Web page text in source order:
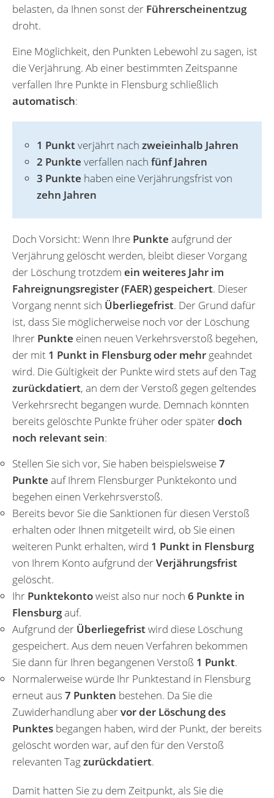
belasten, da Ihnen sonst der Führerscheinentzug
droht.
Eine Möglichkeit, den Punkten Lebewohl zu sagen, ist
die Verjährung. Ab einer bestimmten Zeitspanne
verfallen Ihre Punkte in Flensburg schließlich
automatisch:
1 Punktverjährt nach zweieinhalb Jahren
2 Punkte verfallen nach fünf Jahren
3 Punkte haben eine Verjährungsfrist von
zehn Jahren
Doch Vorsicht: Wenn Ihre Punkte aufgrund der
Verjährung gelöscht werden, bleibt dieser Vorgang
der Löschung trotzdem ein weiteres Jahr im
Fahreignungsregister (FAER) gespeichert. Dieser
Vorgang nennt sich Überliegefrist. Der Grund dafür
ist, dass Sie möglicherweise noch vor der Löschung
Ihrer Punkte einen neuen Verkehrsverstoß begehen,
der mit 1 Punkt in Flensburg oder mehr geahndet
wird. Die Gültigkeit der Punkte wird stets auf den Tag
zurückdatiert, an dem der Verstoß gegen geltendes
Verkehrsrecht begangen wurde. Demnach könnten
bereits gelöschte Punkte früher oder späterdoch
noch relevant sein:
Stellen Sie sich vor, Sie haben beispielsweise7
Punkte auf Ihrem Flensburger Punktekonto und
begehen einen Verkehrsverstoß.
Bereits bevor Sie die Sanktionen für diesen Verstoß
erhalten oder Ihnen mitgeteilt wird, ob Sie einen
weiteren Punkt erhalten, wird 1 Punkt in Flensburg
von Ihrem Konto aufgrund derVerjährungsfrist
gelöscht.
Ihr Punktekontoweist also nur noch 6 Punkte in
Flensburgauf.
Aufgrund der Überliegefristwird diese Löschung
gespeichert. Aus dem neuen Verfahren bekommen
Sie dann für Ihren begangenen Verstoß 1 Punkt.
Normalerweise würde Ihr Punktestand in Flensburg
erneut aus 7 Punkten bestehen. Da Sie die
Zuwiderhandlung abervor der Löschung des
Punktes begangen haben, wird der Punkt, der bereits
gelöscht worden war, auf den für den Verstoß
relevanten Tagzurückdatiert.
Damit hatten Sie zu dem Zeitpunkt, als Sie die